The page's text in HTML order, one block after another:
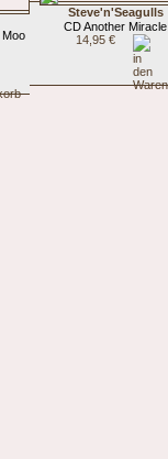
Steve'n'Seagulls
CD Another Miracle
14,95 €